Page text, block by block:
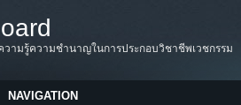
ามรู้ความชำนาญในการประกอบวิชาชีพเวชกรรม
NAVIGATION